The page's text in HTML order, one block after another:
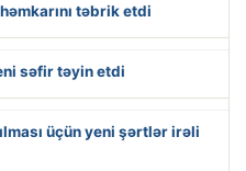
təbrik etdi
səfir təyin etdi
üçün yeni şərtlər irəli